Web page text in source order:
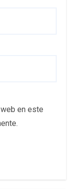
en este